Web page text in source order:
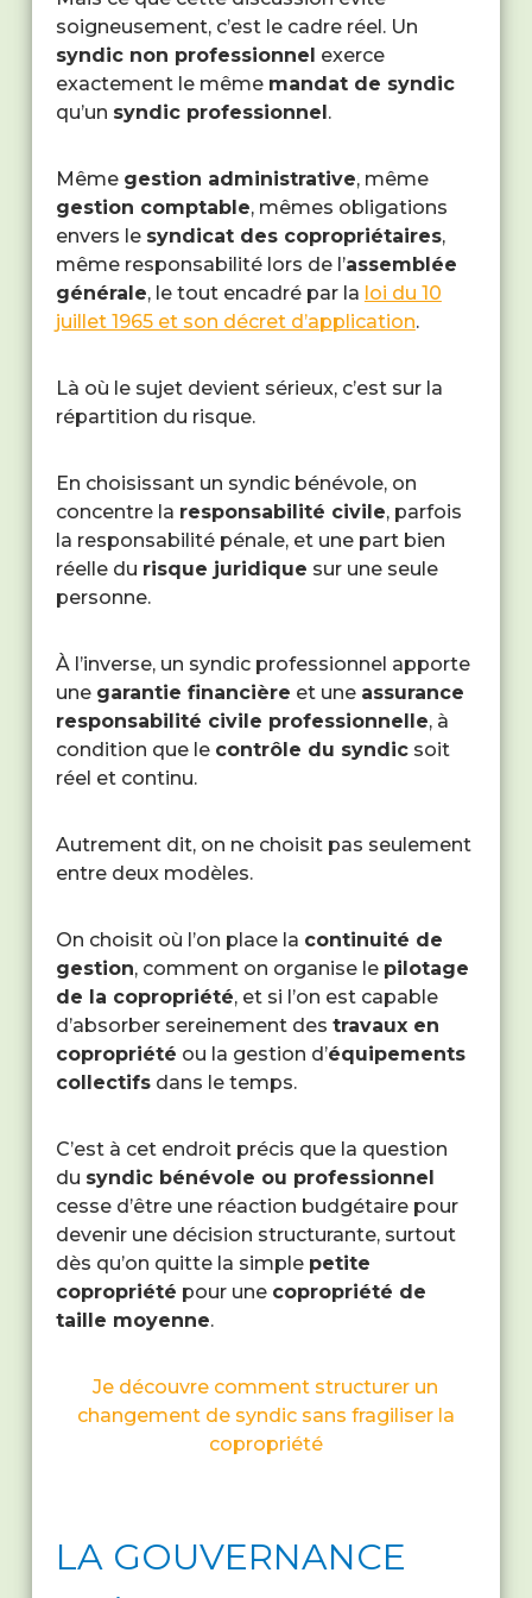
soigneusement, c’est le cadre réel. Un
syndic non professionnel exerce
exactement le même mandat de syndic
qu’un syndic professionnel .
Même gestion administrative, même
gestion comptable, mêmes obligations
envers le syndicat des copropriétaires,
même responsabilité lors de l’assemblée
générale, le tout encadré par la loi du 10
juillet 1965 et son décret d’application.
Là où le sujet devient sérieux, c’est sur la
répartition du risque.
En choisissant un syndic bénévole, on
concentre la responsabilité civile, parfois
la responsabilité pénale, et une part bien
réelle du risque juridique sur une seule
personne.
À l’inverse, un syndic professionnel apporte
une garantie financière et une assurance
responsabilité civile professionnelle, à
condition que le contrôle du syndicsoit
réel et continu.
Autrement dit, on ne choisit pas seulement
entre deux modèles.
On choisit où l’on place la continuité de
gestion, comment on organise le pilotage
de la copropriété, et si l’on est capable
d’absorber sereinement des travaux en
copropriété ou la gestion d’équipements
collectifsdans le temps.
C’est à cet endroit précis que la question
du syndic bénévole ou professionnel
cesse d’être une réaction budgétaire pour
devenir une décision structurante, surtout
dès qu’on quitte la simple petite
copropriété pour une copropriété de
taille moyenne.
Je découvre comment structurer un
changement de syndic sans fragiliser la
copropriété
LA GOUVERNANCE